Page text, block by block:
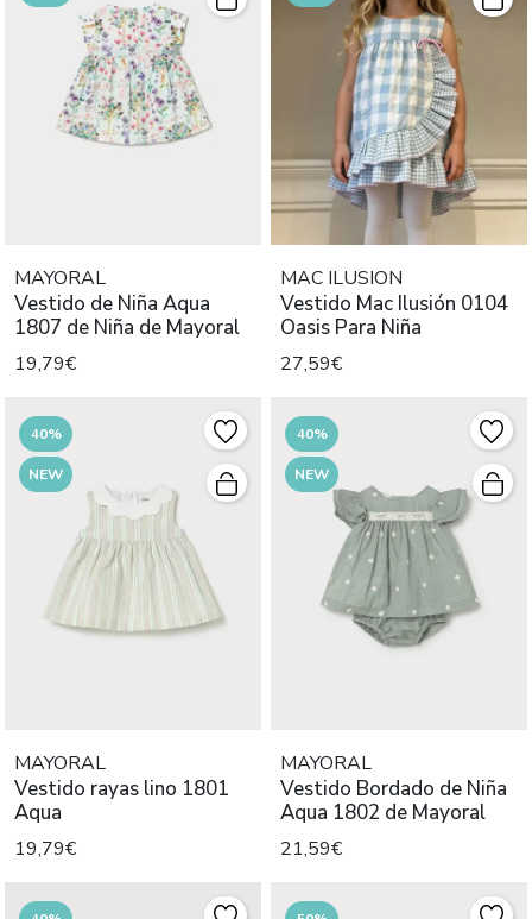
MAYORAL
Vestido de Niña Aqua
1807 de Niña de Mayoral
19,79€
MAC ILUSION
Vestido Mac Ilusión 0104
Oasis Para Niña
27,59€
40%
NEW
MAYORAL
Vestido rayas lino 1801
Aqua
19,79€
40%
NEW
MAYORAL
Vestido Bordado de Niña
Aqua 1802 de Mayoral
21,59€